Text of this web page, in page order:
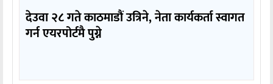
देउवा २८ गते काठमाडौं उत्रिने, नेता कार्यकर्ता स्वागत
गर्न एयरपोर्टमै पुग्ने